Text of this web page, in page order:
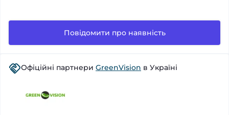
Повідомити про наявність
Офіційні партнери GreenVision в Україні